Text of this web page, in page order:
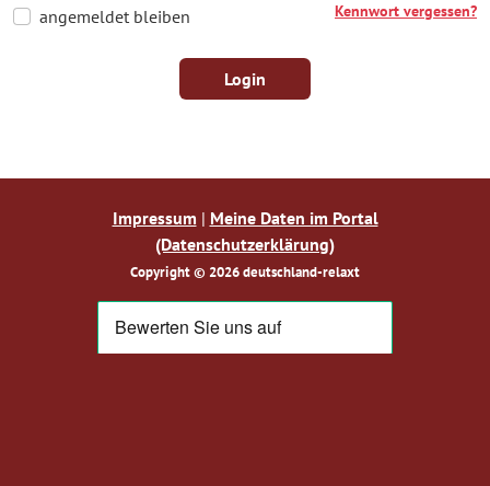
angemeldet bleiben Kennwort vergessen?
Login
Impressum | Meine Daten im Portal
(Datenschutzerklärung)
Copyright © 2026 deutschland-relaxt